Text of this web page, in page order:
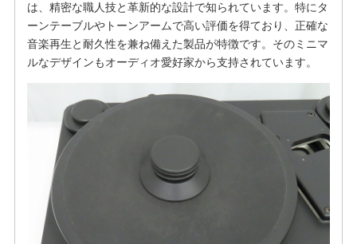
は、精密な職人技と革新的な設計で知られています。特にタ
ーンテーブルやトーンアームで高い評価を得ており、正確な
音楽再生と耐久性を兼ね備えた製品が特徴です。そのミニマ
ルなデザインもオーディオ愛好家から支持されています。